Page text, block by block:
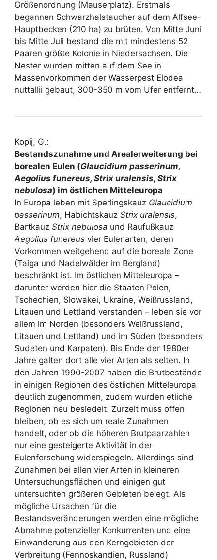
Größenordnung (Mauserplatz). Erstmals
begannen Schwarzhalstaucher auf dem Alfsee-
Hauptbecken (210 ha) zu brüten. Von Mitte Juni
bis Mitte Juli bestand die mit mindestens 52
Paaren größte Kolonie in Niedersachsen. Die
Nester wurden mitten auf dem See in
Massenvorkommen der Wasserpest Elodea
nuttallii gebaut, 300-350 m vom Ufer entfernt…
Kopij, G.:
Bestandszunahme und Arealerweiterung bei
borealen Eulen (Glaucidium passerinum,
Aegolius funereus, Strix uralensis, Strix
nebulosa) im östlichen Mitteleuropa
In Europa leben mit Sperlingskauz Glaucidium
passerinum, Habichtskauz Strix uralensis,
Bartkauz Strix nebulosa und Raufußkauz
Aegolius funereus vier Eulenarten, deren
Vorkommen weitgehend auf die boreale Zone
(Taiga und Nadelwälder im Bergland)
beschränkt ist. Im östlichen Mitteleuropa –
darunter werden hier die Staaten Polen,
Tschechien, Slowakei, Ukraine, Weißrussland,
Litauen und Lettland verstanden – leben sie vor
allem im Norden (besonders Weißrussland,
Litauen und Lettland) und im Süden (besonders
Sudeten und Karpaten). Bis Ende der 1980er
Jahre galten dort alle vier Arten als selten. In
den Jahren 1990-2007 haben die Brutbestände
in einigen Regionen des östlichen Mitteleuropa
deutlich zugenommen, zudem wurden etliche
Regionen neu besiedelt. Zurzeit muss offen
bleiben, ob es sich um reale Zunahmen
handelt, oder ob die höheren Brutpaarzahlen
nur eine gesteigerte Aktivität in der
Eulenforschung widerspiegeln. Allerdings sind
Zunahmen bei allen vier Arten in kleineren
Untersuchungsflächen und einigen gut
untersuchten größeren Gebieten belegt. Als
mögliche Ursachen für die
Bestandsveränderungen werden eine mögliche
Abnahme potenzieller Konkurrenten und eine
Einwanderung aus den Kerngebieten der
Verbreitung (Fennoskandien, Russland)